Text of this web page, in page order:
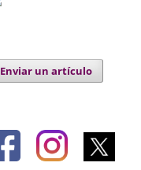
Enviar un artículo